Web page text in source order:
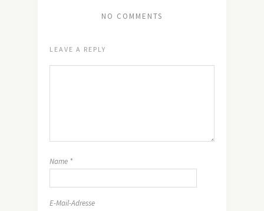
NO COMMENTS
LEAVE A REPLY
Name *
E-Mail-Adresse